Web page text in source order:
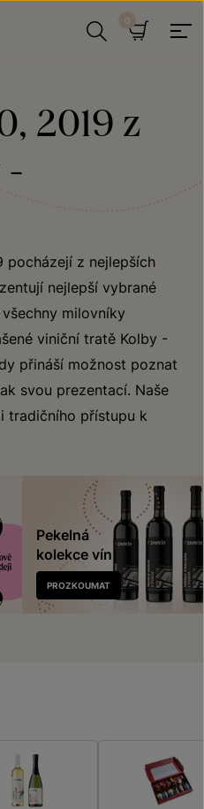
2019 z
-
pocházejí z nejlepších
nejlepší vybrané
milovníky
viniční tratě Kolby -
přináší možnost poznat
svou prezentací. Naše
tradičního přístupu k
Pekelná
kolekce vín
PROZKOUMAT